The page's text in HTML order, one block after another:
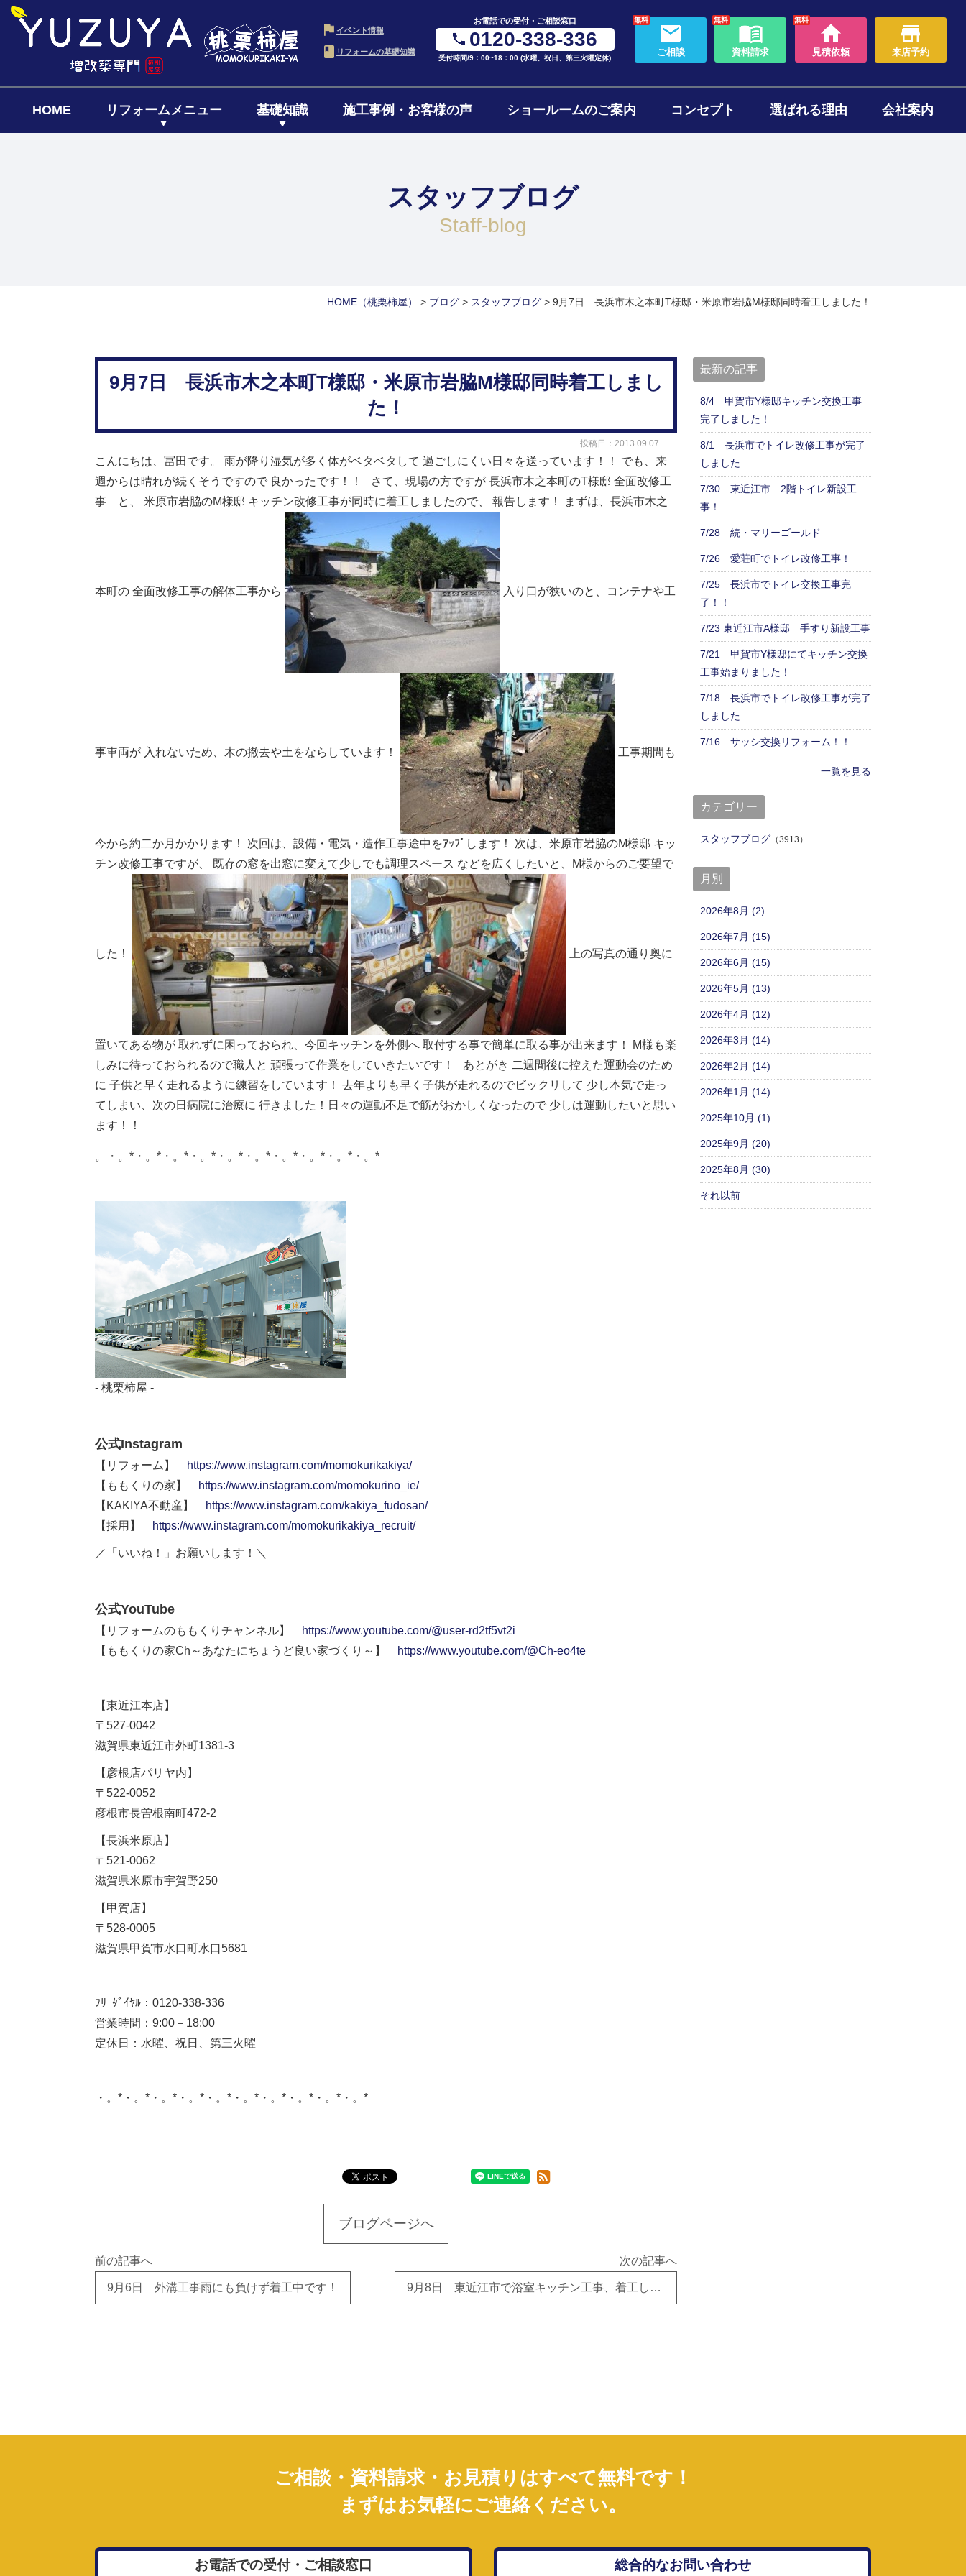
イベント情報
リフォームの基礎知識
お電話での受付・ご相談窓口
0120-338-336
受付時間/9：00~18：00 (水曜、祝日、第三火曜定休)
無料
ご相談
無料
資料請求
無料
見積依頼 来店予約
HOME リフォームメニュー
1階・まるごとリノベ
基礎知識
リフォームの流れ
施工事例・お客様の声 ショールームのご案内 コンセプト 選ばれる理由 会社案内
スタッフブログ
staff-blog
HOME （桃栗柿屋） > ブログ > スタッフブログ > 9月7日 長浜市木之本町T様邸・米原市岩脇M様邸同時着工しました！
9月7日 長浜市木之本町T様邸・米原市岩脇M様邸同時着工しまし
た！
投稿日：2013.09.07
こんにちは、冨田です。 雨が降り湿気が多く体がベタベタして 過ごしにくい日々を送っています！！
でも、来
週からは晴れが続くそうですので 良かったです！！ さて、現場の方ですが 長浜市木之本町のT様邸 全面改修工
事 と、
米原市岩脇のM様邸 キッチン改修工事が同時に着工しましたので、 報告します！ まずは、長浜市木之
本町の 全面改修工事の解体工事から 入り口が狭いのと、コンテナや工
事車両が 入れないため、木の撤去や土をならしています！ 工事期間も
今から約二か月かかります！ 次回は、設備・電気・造作工事途中をｱｯﾌﾟします！ 次は、米原市岩脇のM様邸 キッ
チン改修工事ですが、
既存の窓を出窓に変えて少しでも調理スペース などを広くしたいと、M様からのご要望で
した！ 上の写真の通り奥に
置いてある物が 取れずに困っておられ、今回キッチンを外側へ 取付する事で簡単に取る事が出来ます！
M様も楽
しみに待っておられるので職人と 頑張って作業をしていきたいです！ あとがき 二週間後に控えた運動会のため
に 子供と早く走れるように練習をしています！ 去年よりも早く子供が走れるのでビックリして 少し本気で走っ
てしまい、次の日病院に治療に 行きました！日々の運動不足で筋がおかしくなったので 少しは運動したいと思い
ます！！
。・。*・。*・。*・。*・。*・。*・。*・。*・。*・。*
- 桃栗柿屋 -
公式Instagram
【リフォーム】
https://www.instagram.com/momokurikakiya/
【ももくりの家】
https://www.instagram.com/momokurino_ie/
【KAKIYA不動産】
https://www.instagram.com/kakiya_fudosan/
【採用】
https://www.instagram.com/momokurikakiya_recruit/
／「いいね！」お願いします！＼
公式YouTube
【リフォームのももくりチャンネル】
https://www.youtube.com/@user-rd2tf5vt2i
【ももくりの家Ch～あなたにちょうど良い家づくり～】
https://www.youtube.com/@Ch-eo4te
【東近江本店】
〒527-0042
滋賀県東近江市外町1381-3
【彦根店パリヤ内】
〒522-0052
彦根市長曽根南町472-2
【長浜米原店】
〒521-0062
滋賀県米原市宇賀野250
【甲賀店】
〒528-0005
滋賀県甲賀市水口町水口5681
ﾌﾘｰﾀﾞｲﾔﾙ：0120-338-336
営業時間：9:00－18:00
定休日：水曜、祝日、第三火曜
・。*・。*・。*・。*・。*・。*・。*・。*・。*・。*
ブログページへ
前の記事へ
9月6日 外溝工事雨にも負けず着工中です！
次の記事へ
9月8日 東近江市で浴室キッチン工事、着工しました！
最新の記事
8/4 甲賀市Y様邸キッチン交換工事
完了しました！
8/1 長浜市でトイレ改修工事が完了
しました
7/30 東近江市 2階トイレ新設工
事！
7/28 続・マリーゴールド
7/26 愛荘町でトイレ改修工事！
7/25 長浜市でトイレ交換工事完
了！！
7/23 東近江市A様邸 手すり新設工事
7/21 甲賀市Y様邸にてキッチン交換
工事始まりました！
7/18 長浜市でトイレ改修工事が完了
しました
7/16 サッシ交換リフォーム！！
一覧を見る
カテゴリー
スタッフブログ（3913）
月別
2026年8月 (2)
2026年7月 (15)
2026年6月 (15)
2026年5月 (13)
2026年4月 (12)
2026年3月 (14)
2026年2月 (14)
2026年1月 (14)
2025年10月 (1)
2025年9月 (20)
2025年8月 (30)
それ以前
ご相談・資料請求・お見積りはすべて無料です！
まずはお気軽にご連絡ください。
お電話での受付・ご相談窓口 総合的なお問い合わせ